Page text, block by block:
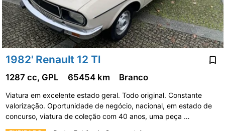
1982' Renault 12 Tl
1287 cc, GPL 65454 km Branco
Viatura em excelente estado geral. Todo original. Constante
valorização. Oportunidade de negócio, nacional, em estado de
concurso, viatura de coleção com 40 anos, uma peça …